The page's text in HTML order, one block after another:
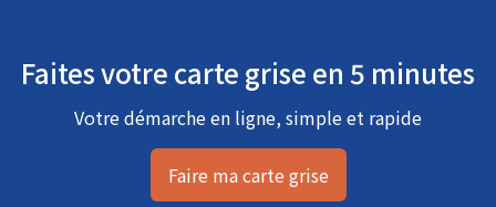
Faites votre carte grise en 5 minutes
Votre démarche en ligne, simple et rapide
Faire ma carte grise